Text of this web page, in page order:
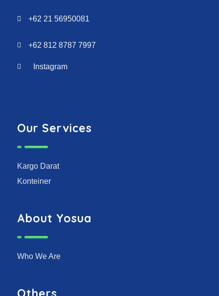
+62 21 56950081
+62 812 8787 7997
Instagram
Our Services
Kargo Darat
Konteiner
About Yosua
Who We Are